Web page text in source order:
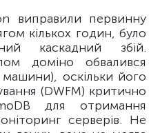
виправили первинну
кількох годин, було
каскадний збій.
доміно обвалився
машини), оскільки його
(DWFM) критично
для отримання
серверів. Не